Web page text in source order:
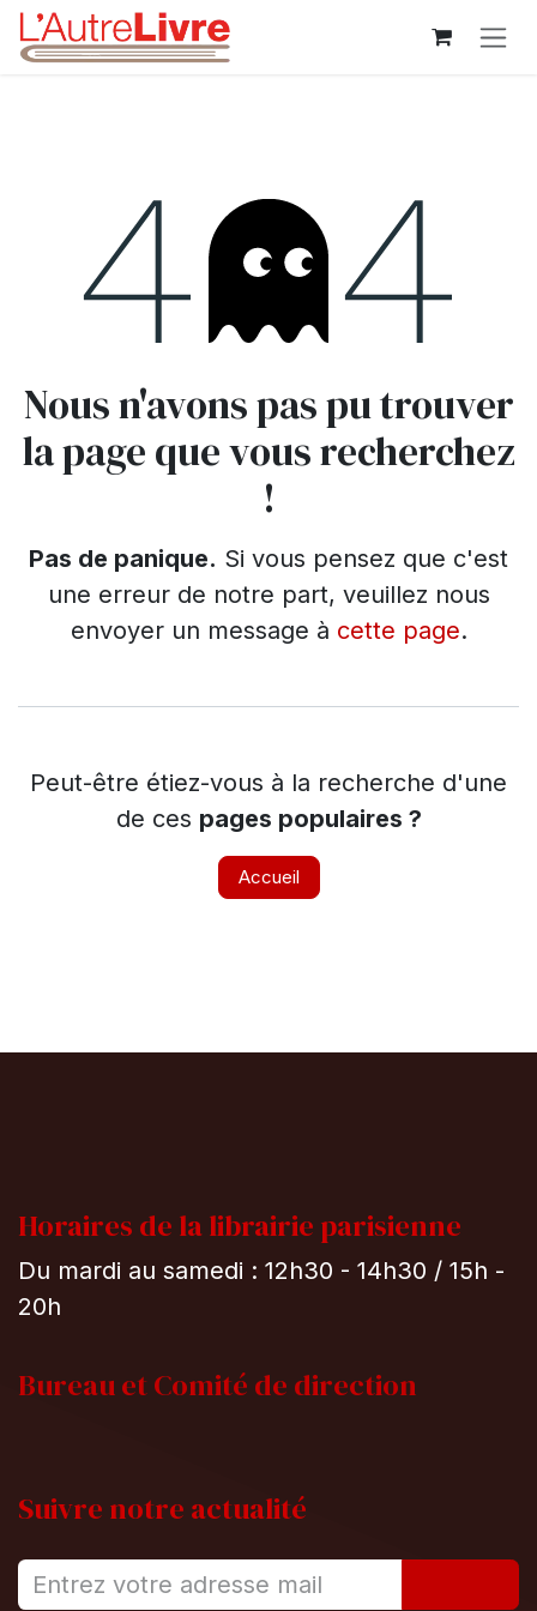
Se rendre au contenu
Erreur 404
Nous n'avons pas pu trouver
la page que vous recherchez
!
Pas de panique. Si vous pensez que c'est
une erreur de notre part, veuillez nous
envoyer un message à cette page.
Peut-être étiez-vous à la recherche d'une
de ces pages populaires ?
Accueil
Horaires de la librairie parisienne
Du mardi au samedi : 12h30 - 14h30 / 15h -
20h
Bureau etComité de direction
Suivre notre actualité